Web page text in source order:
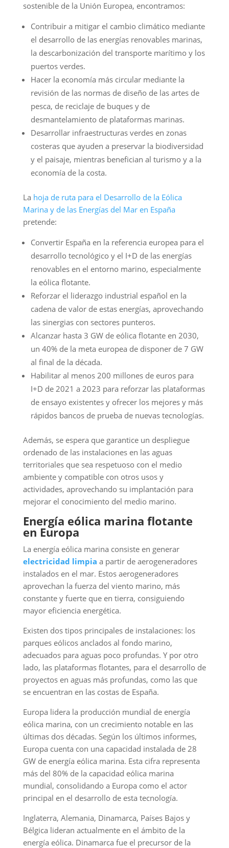
sostenible de la Unión Europea, encontramos:
Contribuir a mitigar el cambio climático mediante
el desarrollo de las energías renovables marinas,
la descarbonización del transporte marítimo y los
puertos verdes.
Hacer la economía más circular mediante la
revisión de las normas de diseño de las artes de
pesca, de reciclaje de buques y de
desmantelamiento de plataformas marinas.
Desarrollar infraestructuras verdes en zonas
costeras que ayuden a preservar la biodiversidad
y el paisaje, mientras benefician al turismo y a la
economía de la costa.
La hoja de ruta para el Desarrollo de la Eólica
Marina y de las Energías del Mar en España
pretende:
Convertir España en la referencia europea para el
desarrollo tecnológico y el I+D de las energías
renovables en el entorno marino, especialmente
la eólica flotante.
Reforzar el liderazgo industrial español en la
cadena de valor de estas energías, aprovechando
las sinergias con sectores punteros.
Alcanzar hasta 3 GW de eólica flotante en 2030,
un 40% de la meta europea de disponer de 7 GW
al final de la década.
Habilitar al menos 200 millones de euros para
I+D de 2021 a 2023 para reforzar las plataformas
de ensayo existentes y ofrecer los mejores y más
rápidos bancos de prueba de nuevas tecnologías.
Además, se espera que garantice un despliegue
ordenado de las instalaciones en las aguas
territoriales que sea respetuoso con el medio
ambiente y compatible con otros usos y
actividades, aprovechando su implantación para
mejorar el conocimiento del medio marino.
Energía eólica marina flotante
en Europa
La energía eólica marina consiste en generar
electricidad limpia a partir de aerogeneradores
instalados en el mar. Estos aerogeneradores
aprovechan la fuerza del viento marino, más
constante y fuerte que en tierra, consiguiendo
mayor eficiencia energética.
Existen dos tipos principales de instalaciones: los
parques eólicos anclados al fondo marino,
adecuados para aguas poco profundas. Y por otro
lado, las plataformas flotantes, para el desarrollo de
proyectos en aguas más profundas, como las que
se encuentran en las costas de España.
Europa lidera la producción mundial de energía
eólica marina, con un crecimiento notable en las
últimas dos décadas. Según los últimos informes,
Europa cuenta con una capacidad instalada de 28
GW de energía eólica marina. Esta cifra representa
más del 80% de la capacidad eólica marina
mundial, consolidando a Europa como el actor
principal en el desarrollo de esta tecnología.
Inglaterra, Alemania, Dinamarca, Países Bajos y
Bélgica lideran actualmente en el ámbito de la
energía eólica. Dinamarca fue el precursor de la